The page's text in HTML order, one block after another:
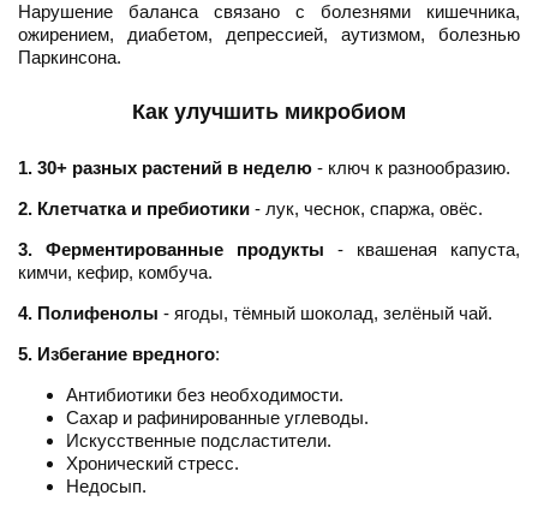
Нарушение баланса связано с болезнями кишечника,
ожирением, диабетом, депрессией, аутизмом, болезнью
Паркинсона.
Как улучшить микробиом
1. 30+ разных растений в неделю - ключ к разнообразию.
2. Клетчатка и пребиотики - лук, чеснок, спаржа, овёс.
3. Ферментированные продукты - квашеная капуста,
кимчи, кефир, комбуча.
4. Полифенолы - ягоды, тёмный шоколад, зелёный чай.
5. Избегание вредного:
Антибиотики без необходимости.
Сахар и рафинированные углеводы.
Искусственные подсластители.
Хронический стресс.
Недосып.